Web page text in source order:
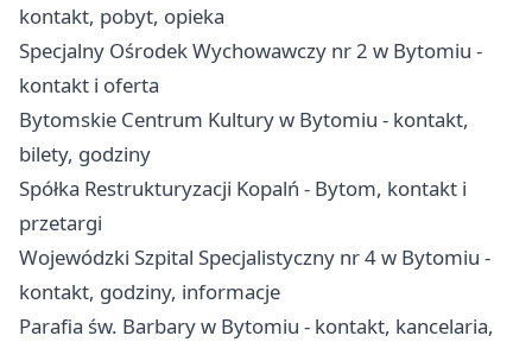
kontakt, pobyt, opieka
Specjalny Ośrodek Wychowawczy nr 2 w Bytomiu -
kontakt i oferta
Bytomskie Centrum Kultury w Bytomiu - kontakt,
bilety, godziny
Spółka Restrukturyzacji Kopalń - Bytom, kontakt i
przetargi
Wojewódzki Szpital Specjalistyczny nr 4 w Bytomiu -
kontakt, godziny, informacje
Parafia św. Barbary w Bytomiu - kontakt, kancelaria,